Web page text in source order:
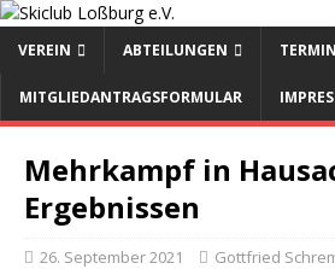
VEREIN ABTEILUNGEN
MITGLIEDANTRAGSFORMULAR
Mehrkampf in
Ergebnissen
26. September 2021 Gottfried